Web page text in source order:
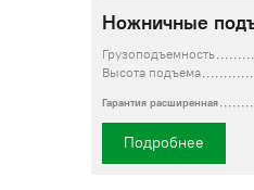
Ножничные
Грузоподъемность
Высота подъема
Гарантия расширенная
Подробнее